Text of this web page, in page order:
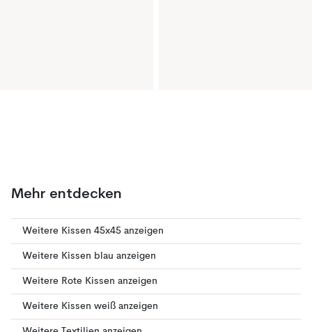
Mehr entdecken
Weitere Kissen 45x45 anzeigen
Weitere Kissen blau anzeigen
Weitere Rote Kissen anzeigen
Weitere Kissen weiß anzeigen